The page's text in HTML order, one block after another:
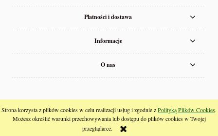
Strona korzysta z plików cookies w celu realizacji usług i zgodnie zPolityką Plików Cookies.
Możesz określić warunki przechowywania lub dostępu do plików cookies w Twojej
przeglądarce.
Płatności i dostawa
Informacje
O nas
pokaż pełną wersję strony
Sklep internetowy Shoper.pl